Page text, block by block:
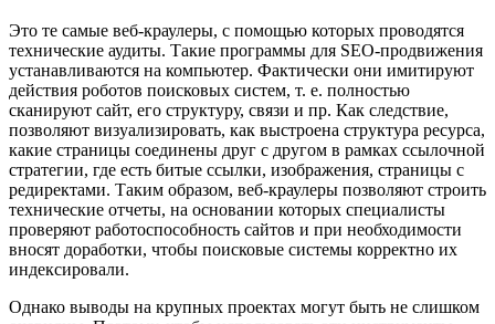
Это те самые веб-краулеры, с помощью которых проводятся
технические аудиты. Такие программы для SEO-продвижения
устанавливаются на компьютер. Фактически они имитируют
действия роботов поисковых систем, т. е. полностью
сканируют сайт, его структуру, связи и пр. Как следствие,
позволяют визуализировать, как выстроена структура ресурса,
какие страницы соединены друг с другом в рамках ссылочной
стратегии, где есть битые ссылки, изображения, страницы с
редиректами. Таким образом, веб-краулеры позволяют строить
технические отчеты, на основании которых специалисты
проверяют работоспособность сайтов и при необходимости
вносят доработки, чтобы поисковые системы корректно их
индексировали.
Однако выводы на крупных проектах могут быть не слишком